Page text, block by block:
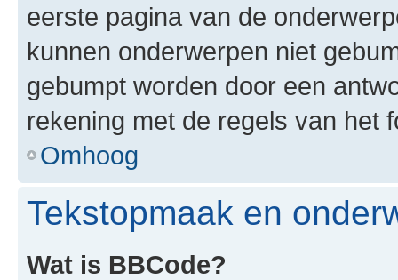
eerste pagina van de
kunnen onderwerpen niet
gebumpt worden door een
rekening met de regels van het
Omhoog
Tekstopmaak en
Wat is BBCode?